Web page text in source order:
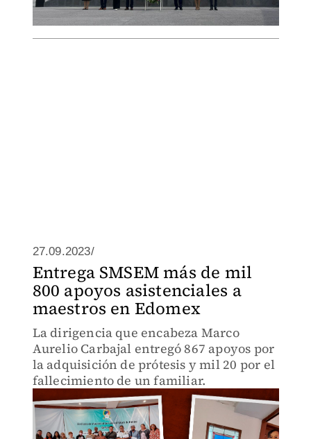
27.09.2023/
Entrega SMSEM más de mil
800 apoyos asistenciales a
maestros en Edomex
La dirigencia que encabeza Marco
Aurelio Carbajal entregó 867 apoyos por
la adquisición de prótesis y mil 20 por el
fallecimiento de un familiar.